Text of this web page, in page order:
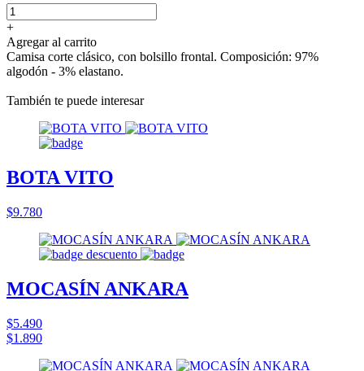
+
Agregar al carrito
Camisa corte clásico, con bolsillo frontal. Composición: 97%
algodón - 3% elastano.
También te puede interesar
BOTA VITO
$9.780
MOCASÍN ANKARA
$5.490
$1.890